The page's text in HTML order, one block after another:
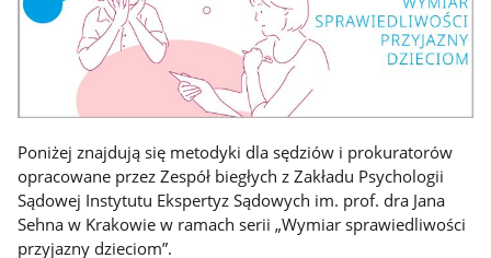
Poniżej znajdują się metodyki dla sędziów i prokuratorów
opracowane przez Zespół biegłych z Zakładu Psychologii
Sądowej Instytutu Ekspertyz Sądowych im. prof. dra Jana
Sehna w Krakowie w ramach serii „Wymiar sprawiedliwości
przyjazny dzieciom”.